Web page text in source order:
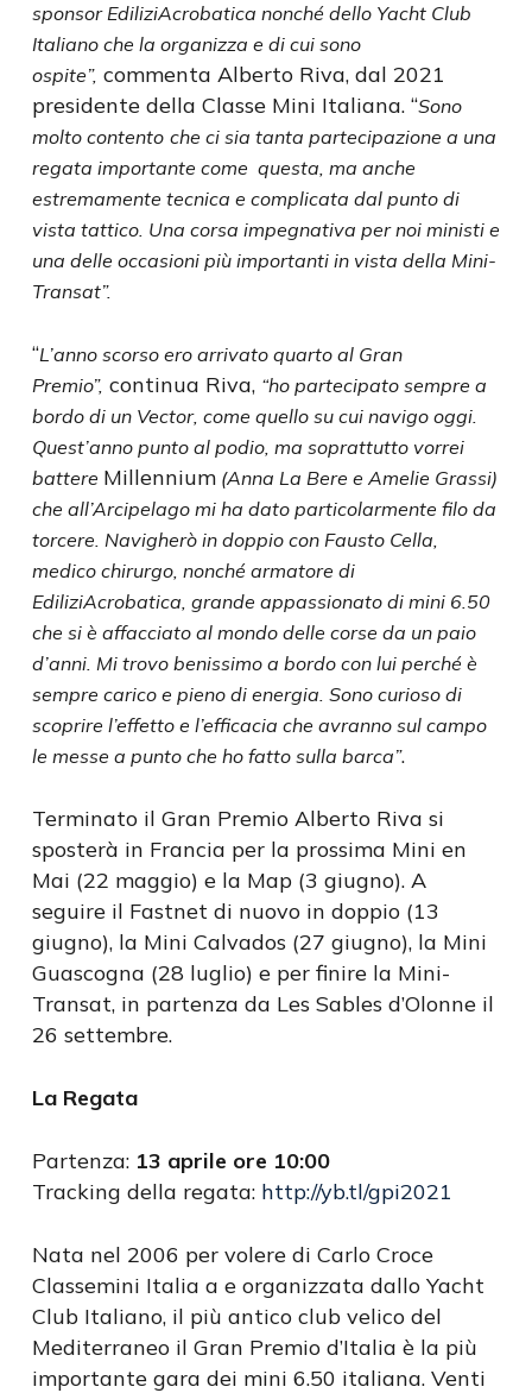
sponsor EdiliziAcrobatica nonché dello Yacht Club
Italiano che la organizza e di cui sono
ospite”, commenta Alberto Riva, dal 2021
presidente della Classe Mini Italiana. “Sono
molto contento che ci sia tanta partecipazione a una
regata importante come questa, ma anche
estremamente tecnica e complicata dal punto di
vista tattico. Una corsa impegnativa per noi ministi e
una delle occasioni più importanti in vista della Mini-
Transat”.
“L’anno scorso ero arrivato quarto al Gran
Premio”, continua Riva, “ho partecipato sempre a
bordo di un Vector, come quello su cui navigo oggi.
Quest’anno punto al podio, ma soprattutto vorrei
battere Millennium (Anna La Bere e Amelie Grassi)
che all’Arcipelago mi ha dato particolarmente filo da
torcere. Navigherò in doppio con Fausto Cella,
medico chirurgo, nonché armatore di
EdiliziAcrobatica, grande appassionato di mini 6.50
che si è affacciato al mondo delle corse da un paio
d’anni. Mi trovo benissimo a bordo con lui perché è
sempre carico e pieno di energia. Sono curioso di
scoprire l’effetto e l’efficacia che avranno sul campo
le messe a punto che ho fatto sulla barca”.
Terminato il Gran Premio Alberto Riva si
sposterà in Francia per la prossima Mini en
Mai (22 maggio) e la Map (3 giugno). A
seguire il Fastnet di nuovo in doppio (13
giugno), la Mini Calvados (27 giugno), la Mini
Guascogna (28 luglio) e per finire la Mini-
Transat, in partenza da Les Sables d’Olonne il
26 settembre.
La Regata
Partenza: 13 aprile ore 10:00
Tracking della regata: http://yb.tl/gpi2021
Nata nel 2006 per volere di Carlo Croce
Classemini Italia a e organizzata dallo Yacht
Club Italiano, il più antico club velico del
Mediterraneo il Gran Premio d’Italia è la più
importante gara dei mini 6.50 italiana. Venti